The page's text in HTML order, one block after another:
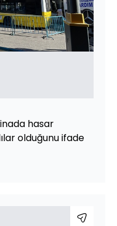
hasar
olduğunu ifade